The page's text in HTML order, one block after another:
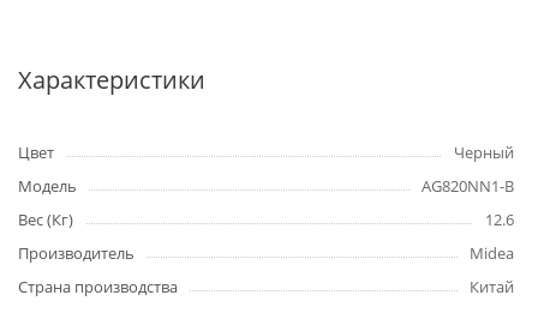
Характеристики
Цвет
Черный
Модель
AG820NN1-B
Вес (Кг)
12.6
Производитель
Midea
Страна производства
Китай